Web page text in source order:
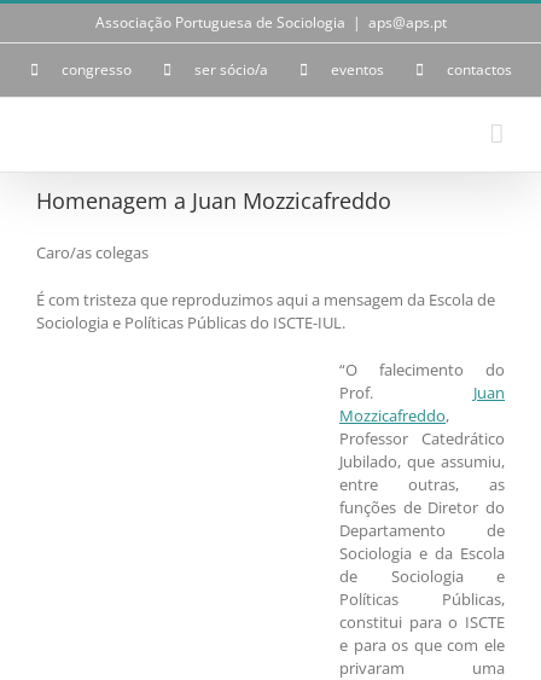
Skip
Associação Portuguesa de Sociologia | aps@aps.pt
congresso ser sócio/a eventos contactos
Homenagem a Juan Mozzicafreddo
Caro/as colegas
É com tristeza que reproduzimos aqui a mensagem da Escola de
Sociologia e Políticas Públicas do ISCTE-IUL.
“O falecimento do
Prof. Juan
Mozzicafreddo,
Professor Catedrático
Jubilado, que assumiu,
entre outras, as
funções de Diretor do
Departamento de
Sociologia e da Escola
de Sociologia e
Políticas Públicas,
constitui para o ISCTE
e para os que com ele
privaram uma